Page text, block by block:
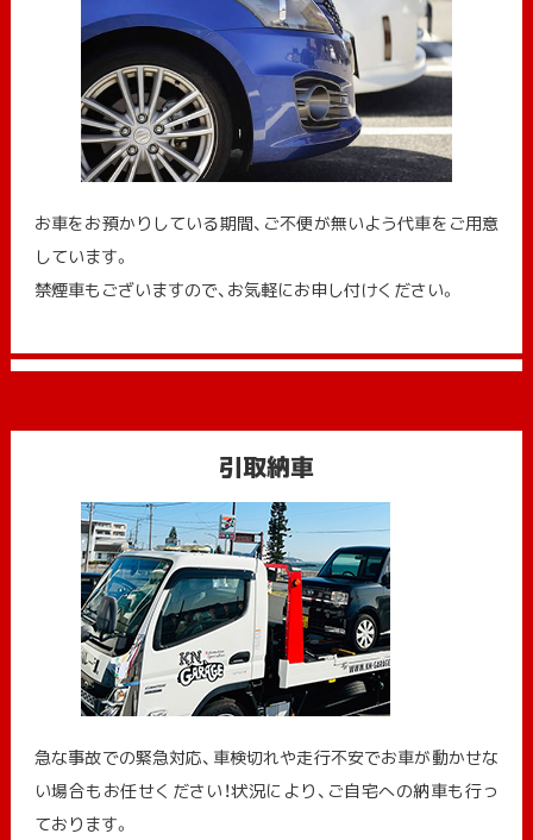
お車をお預かりしている期間、ご不便が無いよう代車をご用意
しています。
禁煙車もございますので、お気軽にお申し付けください。
引取納車
急な事故での緊急対応、車検切れや走行不安でお車が動かせな
い場合もお任せください！状況により、ご自宅への納⾞も⾏っ
ております。